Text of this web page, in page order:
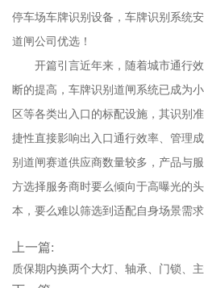
停车场车牌识别设备，车牌识别系统
道闸公司优选！
开篇引言近年来，随着城市通行效
断的提高，车牌识别道闸系统已成为
区等各类出入口的标配设施，其识别
捷性直接影响出入口通行效率、管理
别道闸赛道供应商数量较多，产品与
方选择服务商时要么倾向于高曝光的
本，要么难以筛选到适配自身场景需
上一篇:
质保期内换两个大灯、轴承、门锁、